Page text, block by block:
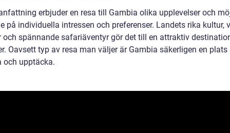
erbjuder en resa till Gambia olika upplevelser och
på individuella intressen och preferenser. Landets rika kultur,
och spännande safariäventyr gör det till en attraktiv
Oavsett typ av resa man väljer är Gambia säkerligen en plats
och upptäcka.